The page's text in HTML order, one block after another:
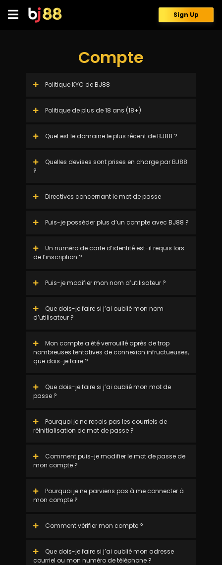
content
Sign Up
Compte
Politique KYC de BJ88
Politique de plus de 18 ans (18+)
Quel est le domaine le plus récent de BJ88 ?
Quelles devises sont prises en charge par BJ88
?
Directives concernant le mot de passe
Puis-je posséder plus d’un compte avec BJ88 ?
Un numéro de carte d’identité est-il requis lors
de l’inscription ?
Puis-je modifier mon nom d’utilisateur ?
Que dois-je faire si j’ai oublié mon nom
d’utilisateur ?
Mon compte a été verrouillé après de trop
nombreuses tentatives de connexion infructueuses,
que dois-je faire ?
Que dois-je faire si j’ai oublié mon mot de
passe ?
Pourquoi je ne reçois pas les courriels de
réinitialisation de mot de passe ?
Comment puis-je modifier le mot de passe de
mon compte ?
Pourquoi je ne parviens pas à me connecter à
mon compte ?
Comment vérifier mon compte ?
Que dois-je faire si j’ai oublié mon adresse
courriel ou mon numéro de téléphone ?